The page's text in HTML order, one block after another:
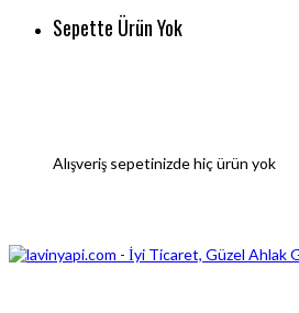
Sepette Ürün Yok
Alışveriş sepetinizde hiç ürün yok